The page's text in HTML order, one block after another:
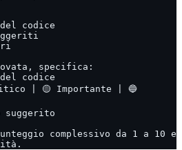
codice
specifica:
codice
| 🟡 Importante | 🔵
suggerito
complessivo da 1 a 10 e